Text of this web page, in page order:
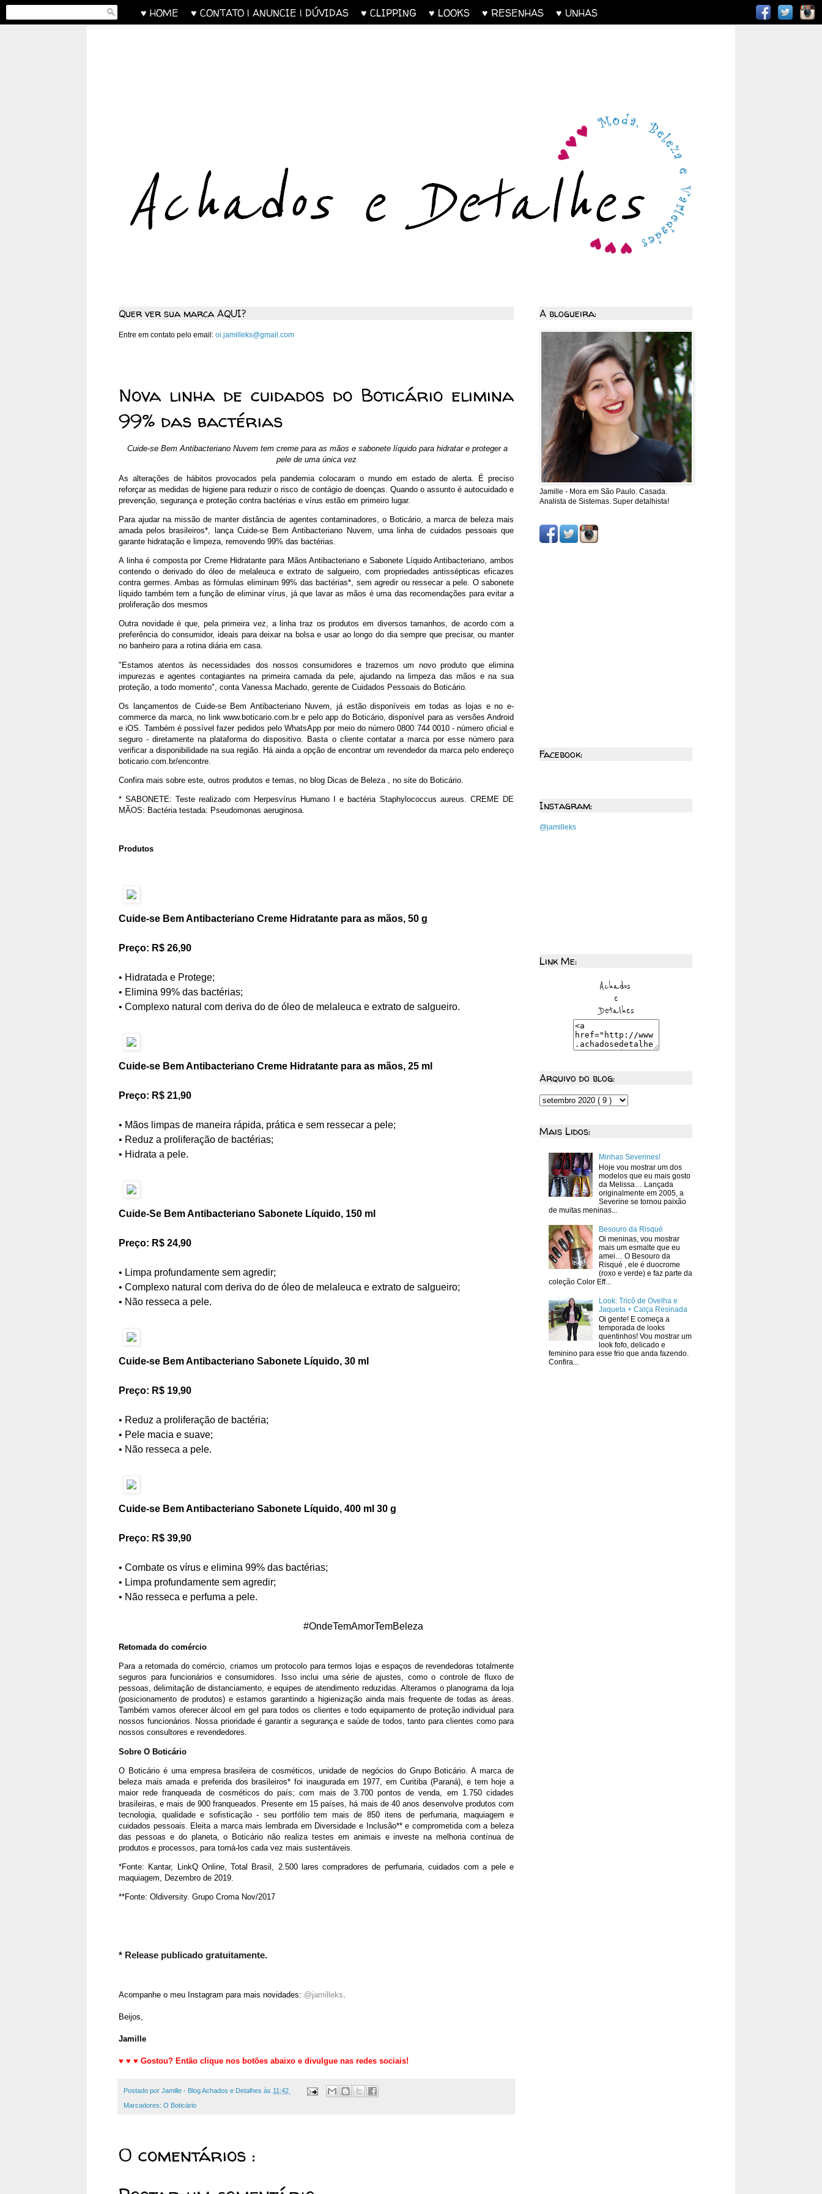
♥ HOME ♥ CONTATO | ANUNCIE | DÚVIDAS ♥ CLIPPING ♥ LOOKS ♥ RESENHAS ♥ UNHAS
Quer ver sua marca AQUI?
Entre em contato pelo email: oi.jamilleks@gmail.com
Nova linha de cuidados do Boticário elimina
99% das bactérias
Cuide-se Bem Antibacteriano Nuvem tem creme para as mãos e sabonete líquido para hidratar e proteger a
pele de uma única vez
As alterações de hábitos provocados pela pandemia colocaram o mundo em estado de alerta. É preciso
reforçar as medidas de higiene para reduzir o risco de contágio de doenças. Quando o assunto é autocuidado e
prevenção, segurança e proteção contra bactérias e vírus estão em primeiro lugar.
Para ajudar na missão de manter distância de agentes contaminadores, o Boticário, a marca de beleza mais
amada pelos brasileiros*, lança Cuide-se Bem Antibacteriano Nuvem, uma linha de cuidados pessoais que
garante hidratação e limpeza, removendo 99% das bactérias.
A linha é composta por Creme Hidratante para Mãos Antibacteriano e Sabonete Líquido Antibacteriano, ambos
contendo o derivado do óleo de melaleuca e extrato de salgueiro, com propriedades antissépticas eficazes
contra germes. Ambas as fórmulas eliminam 99% das bactérias*, sem agredir ou ressecar a pele. O sabonete
líquido também tem a função de eliminar vírus, já que lavar as mãos é uma das recomendações para evitar a
proliferação dos mesmos
Outra novidade é que, pela primeira vez, a linha traz os produtos em diversos tamanhos, de acordo com a
preferência do consumidor, ideais para deixar na bolsa e usar ao longo do dia sempre que precisar, ou manter
no banheiro para a rotina diária em casa.
"Estamos atentos às necessidades dos nossos consumidores e trazemos um novo produto que elimina
impurezas e agentes contagiantes na primeira camada da pele, ajudando na limpeza das mãos e na sua
proteção, a todo momento", conta Vanessa Machado, gerente de Cuidados Pessoais do Boticário.
Os lançamentos de Cuide-se Bem Antibacteriano Nuvem, já estão disponíveis em todas as lojas e no e-
commerce da marca, no link www.boticario.com.br e pelo app do Boticário, disponível para as versões Android
e iOS. Também é possível fazer pedidos pelo WhatsApp por meio do número 0800 744 0010 - número oficial e
seguro - diretamente na plataforma do dispositivo. Basta o cliente contatar a marca por esse número para
verificar a disponibilidade na sua região. Há ainda a opção de encontrar um revendedor da marca pelo endereço
boticario.com.br/encontre.
Confira mais sobre este, outros produtos e temas, no blog Dicas de Beleza , no site do Boticário.
* SABONETE: Teste realizado com Herpesvírus Humano I e bactéria Staphylococcus aureus. CREME DE
MÃOS: Bactéria testada: Pseudomonas aeruginosa.
Produtos
Cuide-se Bem Antibacteriano Creme Hidratante para as mãos, 50 g
Preço: R$ 26,90
• Hidratada e Protege;
• Elimina 99% das bactérias;
• Complexo natural com deriva do de óleo de melaleuca e extrato de salgueiro.
Cuide-se Bem Antibacteriano Creme Hidratante para as mãos, 25 ml
Preço: R$ 21,90
• Mãos limpas de maneira rápida, prática e sem ressecar a pele;
• Reduz a proliferação de bactérias;
• Hidrata a pele.
Cuide-Se Bem Antibacteriano Sabonete Líquido, 150 ml
Preço: R$ 24,90
• Limpa profundamente sem agredir;
• Complexo natural com deriva do de óleo de melaleuca e extrato de salgueiro;
• Não resseca a pele.
Cuide-se Bem Antibacteriano Sabonete Líquido, 30 ml
Preço: R$ 19,90
• Reduz a proliferação de bactéria;
• Pele macia e suave;
• Não resseca a pele.
Cuide-se Bem Antibacteriano Sabonete Líquido, 400 ml 30 g
Preço: R$ 39,90
• Combate os vírus e elimina 99% das bactérias;
• Limpa profundamente sem agredir;
• Não resseca e perfuma a pele.
#OndeTemAmorTemBeleza
Retomada do comércio
Para a retomada do comércio, criamos um protocolo para termos lojas e espaços de revendedoras totalmente
seguros para funcionários e consumidores. Isso inclui uma série de ajustes, como o controle de fluxo de
pessoas, delimitação de distanciamento, e equipes de atendimento reduzidas. Alteramos o planograma da loja
(posicionamento de produtos) e estamos garantindo a higienização ainda mais frequente de todas as áreas.
Também vamos oferecer álcool em gel para todos os clientes e todo equipamento de proteção individual para
nossos funcionários. Nossa prioridade é garantir a segurança e saúde de todos, tanto para clientes como para
nossos consultores e revendedores.
Sobre O Boticário
O Boticário é uma empresa brasileira de cosméticos, unidade de negócios do Grupo Boticário. A marca de
beleza mais amada e preferida dos brasileiros* foi inaugurada em 1977, em Curitiba (Paraná), e tem hoje a
maior rede franqueada de cosméticos do país; com mais de 3.700 pontos de venda, em 1.750 cidades
brasileiras, e mais de 900 franqueados. Presente em 15 países, há mais de 40 anos desenvolve produtos com
tecnologia, qualidade e sofisticação - seu portfólio tem mais de 850 itens de perfumaria, maquiagem e
cuidados pessoais. Eleita a marca mais lembrada em Diversidade e Inclusão** e comprometida com a beleza
das pessoas e do planeta, o Boticário não realiza testes em animais e investe na melhoria contínua de
produtos e processos, para torná-los cada vez mais sustentáveis.
*Fonte: Kantar, LinkQ Online, Total Brasil, 2.500 lares compradores de perfumaria, cuidados com a pele e
maquiagem, Dezembro de 2019.
**Fonte: Oldiversity. Grupo Croma Nov/2017
* Release publicado gratuitamente.
Acompanhe o meu Instagram para mais novidades: @jamilleks.
Beijos,
Jamille
♥ ♥ ♥ Gostou? Então clique nos botões abaixo e divulgue nas redes sociais!
Postado por Jamille - Blog Achados e Detalhes às 11:42
Marcadores: O Boticário
0 comentários :
A blogueira:
Jamille - Mora em São Paulo. Casada.
Analista de Sistemas. Super detalhista!
Facebook:
Instagram:
@jamilleks
Link Me:
Arquivo do blog:
Mais Lidos:
Minhas Severines!
Hoje vou mostrar um dos
modelos que eu mais gosto
da Melissa… Lançada
originalmente em 2005, a
Severine se tornou paixão
de muitas meninas...
Besouro da Risqué
Oi meninas, vou mostrar
mais um esmalte que eu
amei… O Besouro da
Risqué , ele é duocrome
(roxo e verde) e faz parte da
coleção Color Eff...
Look: Tricô de Ovelha e
Jaqueta + Calça Resinada
Oi gente! E começa a
temporada de looks
quentinhos! Vou mostrar um
look fofo, delicado e
feminino para esse frio que anda fazendo.
Confira...